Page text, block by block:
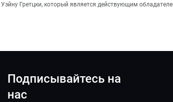
Гретцки, который является действующим
Подписывайтесь на
нас